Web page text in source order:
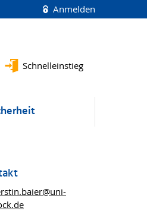
Anmelden
Schnelleinstieg
@uni-
.de